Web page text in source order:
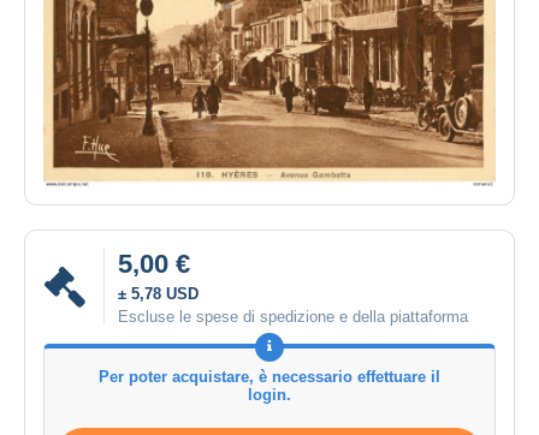
5,00 €
± 5,78 USD
Escluse le spese di spedizione e della piattaforma
Per poter acquistare, è necessario effettuare il
login.